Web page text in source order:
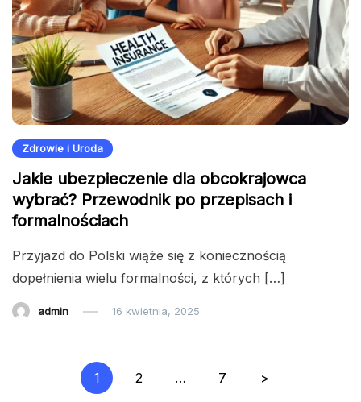
Zdrowie i Uroda
Jakie ubezpieczenie dla obcokrajowca
wybrać? Przewodnik po przepisach i
formalnościach
Przyjazd do Polski wiąże się z koniecznością
dopełnienia wielu formalności, z których […]
admin 16 kwietnia, 2025
Nawigacja
1 2 … 7 >